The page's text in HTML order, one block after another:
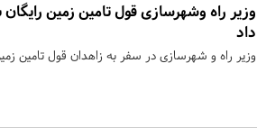
وزیر راه وشهرسازی قول تامین زمین رایگان
داد
وزیر راه و شهرسازی در سفر به زاهدان قول تامین